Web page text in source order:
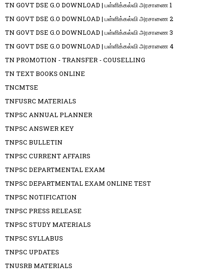
TN GOVT DSE G.O DOWNLOAD | பள்ளிக்கல்வி அரசாணை 1
TN GOVT DSE G.O DOWNLOAD | பள்ளிக்கல்வி அரசாணை 2
TN GOVT DSE G.O DOWNLOAD | பள்ளிக்கல்வி அரசாணை 3
TN GOVT DSE G.O DOWNLOAD | பள்ளிக்கல்வி அரசாணை 4
TN PROMOTION - TRANSFER - COUSELLING
TN TEXT BOOKS ONLINE
TNCMTSE
TNFUSRC MATERIALS
TNPSC ANNUAL PLANNER
TNPSC ANSWER KEY
TNPSC BULLETIN
TNPSC CURRENT AFFAIRS
TNPSC DEPARTMENTAL EXAM
TNPSC DEPARTMENTAL EXAM ONLINE TEST
TNPSC NOTIFICATION
TNPSC PRESS RELEASE
TNPSC STUDY MATERIALS
TNPSC SYLLABUS
TNPSC UPDATES
TNUSRB MATERIALS